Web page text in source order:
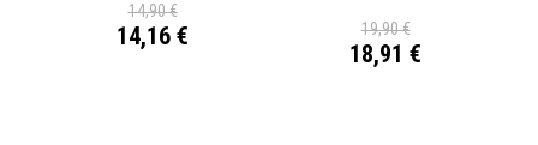
14,90 €
14,16 € 19,90 €
18,91 €